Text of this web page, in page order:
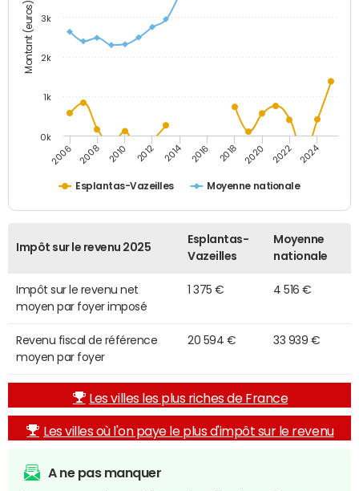
Montant (euros)
Esplantas-Vazeilles Moyenne nationale
2006 2008 2010 2012 2014 2016 2018 2020 2022 2024
0k
1k
2k
3k
Impôt sur le revenu 2025
Esplantas-
Vazeilles
Moyenne
nationale
Impôt sur le revenu net
moyen par foyer imposé
1 375 € 4 516 €
Revenu fiscal de référence
moyen par foyer
20 594 € 33 939 €
Les villes les plus riches de France
Les villes où l'on paye le plus d'impôt sur le revenu
A ne pas manquer